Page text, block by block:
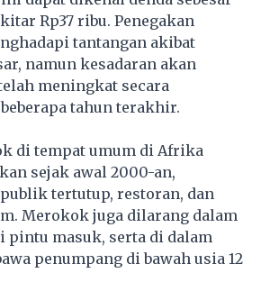
Rp37 ribu. Penegakan
tantangan akibat
namun kesadaran akan
meningkat secara
tahun terakhir.
di tempat umum di Afrika
sejak awal 2000-an,
tertutup, restoran, dan
Merokok juga dilarang dalam
pintu masuk, serta di dalam
penumpang di bawah usia 12